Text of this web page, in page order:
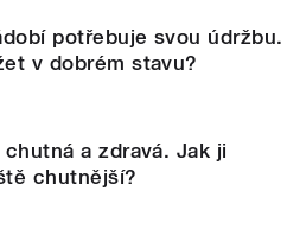
potřebuje svou údržbu.
v dobrém stavu?
a zdravá. Jak ji
chutnější?